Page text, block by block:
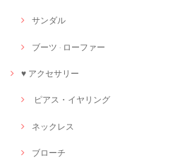
サンダル
ブーツ · ローファー
♥ アクセサリー
ピアス・イヤリング
ネックレス
ブローチ